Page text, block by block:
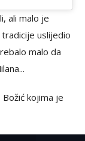
ali malo je
uslijedio
malo da
kojima je